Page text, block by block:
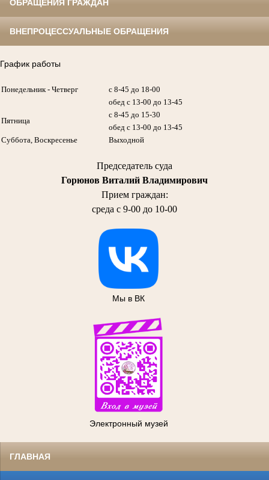
ОБРАЩЕНИЯ ГРАЖДАН
ВНЕПРОЦЕССУАЛЬНЫЕ ОБРАЩЕНИЯ
График работы
Понедельник - Четверг
с 8-45 до 18-00
обед с 13-00 до 13-45
Пятница
с 8-45 до 15-30
обед с 13-00 до 13-45
Суббота, Воскресенье
Выходной
Председатель суда
Горюнов Виталий Владимирович
Прием граждан:
среда с 9-00 до 10-00
Мы в ВК
Электронный музей
ГЛАВНАЯ